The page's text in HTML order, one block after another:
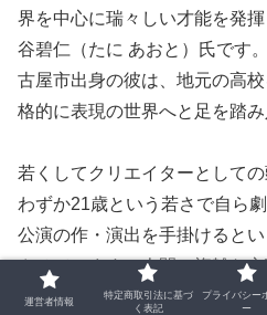
界を中心に瑞々しい才能を発
谷碧仁（たに あおと）氏です
古屋市出身の彼は、地元の高
格的に表現の世界へと足を踏み
若くしてクリエイターとして
わずか21歳という若さで自ら
公演の作・演出を手掛けると
させています。人間の複雑な
深く掘り下げる彼の作品群は
運営者情報
特定商取引法に基づ
く表記
プライバシー
ー